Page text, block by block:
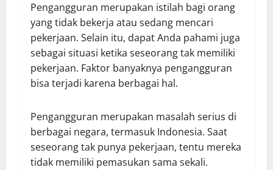
Pengangguran merupakan istilah bagi orang
yang tidak bekerja atau sedang mencari
pekerjaan. Selain itu, dapat Anda pahami juga
sebagai situasi ketika seseorang tak memiliki
pekerjaan. Faktor banyaknya pengangguran
bisa terjadi karena berbagai hal.
Pengangguran merupakan masalah serius di
berbagai negara, termasuk Indonesia. Saat
seseorang tak punya pekerjaan, tentu mereka
tidak memiliki pemasukan sama sekali.